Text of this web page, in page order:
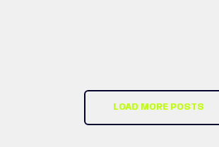
LOAD MORE POSTS